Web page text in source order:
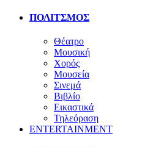
ΠΟΛΙΤΣΜΟΣ
Θέατρο
Μουσική
Χορός
Μουσεία
Σινεμά
Βιβλίο
Εικαστικά
Τηλεόραση
ENTERTAINMENT